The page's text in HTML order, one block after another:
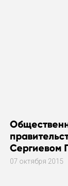
Сергиевом
07 октября 2015